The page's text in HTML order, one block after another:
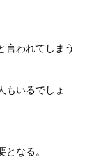
言われてしまう
もいるでしょ
なる。